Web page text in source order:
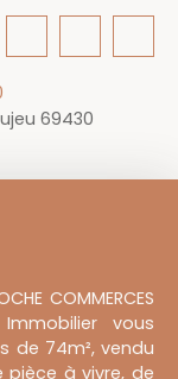
69430
COMMERCES
Immobilier vous
de 74m², vendu
pièce à vivre, de